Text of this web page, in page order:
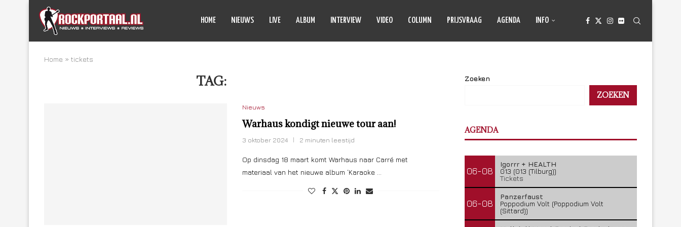
HOME NIEUWS LIVE ALBUM INTERVIEW VIDEO COLUMN PRIJSVRAAG AGENDA INFO
Home » tickets
TAG:
Nieuws
Warhaus kondigt nieuwe tour aan!
3 oktober 2024 2 minuten leestijd
Op dinsdag 18 maart komt Warhaus naar Carré met
materiaal van het nieuwe album ‘Karaoke …
Zoeken
ZOEKEN
AGENDA
06-08
Igorrr + HEALTH
013 (013 (Tilburg))
Tickets
06-08
Panzerfaust
Poppodium Volt (Poppodium Volt
(Sittard))